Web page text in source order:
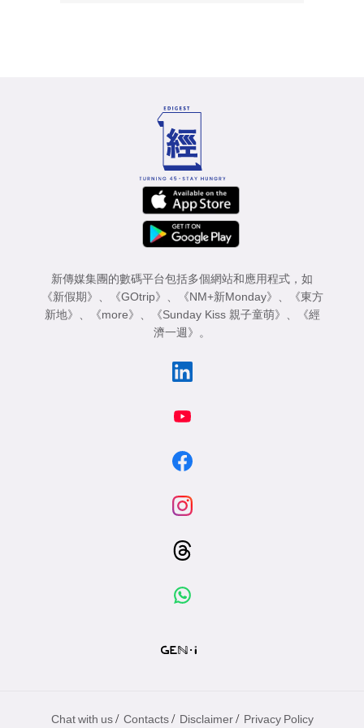
新傳媒集團的數碼平台包括多個網站和應用程式，如
《新假期》
《GOtrip》 《NM+新Monday》
《東方
新地》
《more》 《Sunday Kiss 親子童萌》
《經
濟一週》
。
Chat with us / Contacts / Disclaimer / Privacy Policy